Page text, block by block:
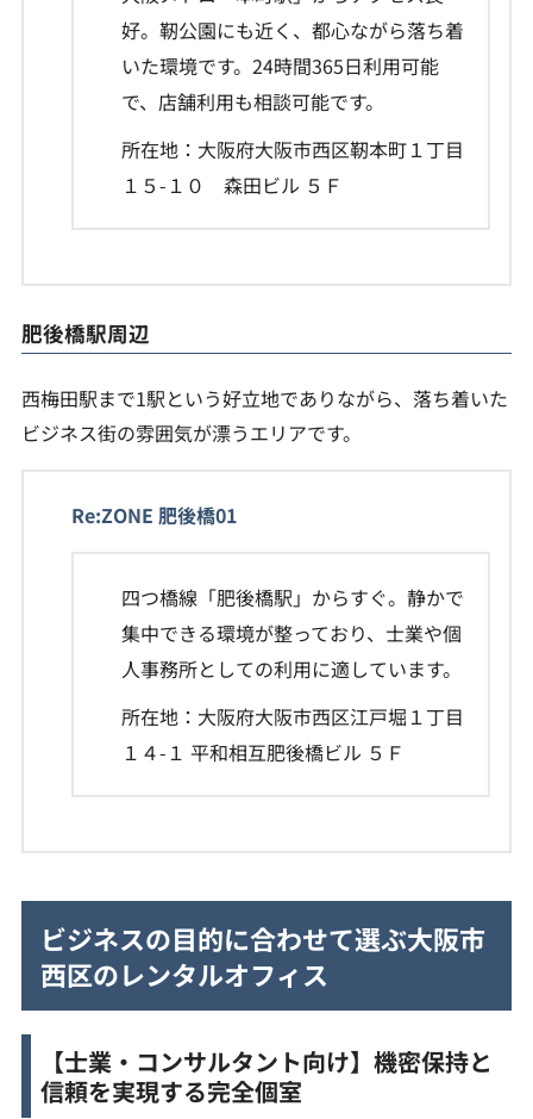
好。靭公園にも近く、都心ながら落ち着
いた環境です。24時間365日利用可能
で、店舗利用も相談可能です。
所在地：大阪府大阪市西区靭本町１丁目
１５-１０ 森田ビル ５Ｆ
肥後橋駅周辺
西梅田駅まで1駅という好立地でありながら、落ち着いた
ビジネス街の雰囲気が漂うエリアです。
Re:ZONE 肥後橋01
四つ橋線「肥後橋駅」からすぐ。静かで
集中できる環境が整っており、士業や個
人事務所としての利用に適しています。
所在地：大阪府大阪市西区江戸堀１丁目
１４-１ 平和相互肥後橋ビル ５Ｆ
ビジネスの目的に合わせて選ぶ大阪市
西区のレンタルオフィス
【士業・コンサルタント向け】機密保持と
信頼を実現する完全個室